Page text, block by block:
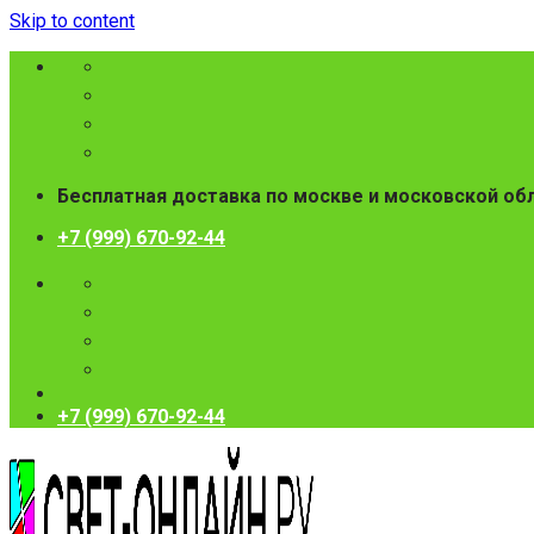
Skip to content
Бесплатная доставка по москве и московской
+7 (999) 670-92-44
+7 (999) 670-92-44